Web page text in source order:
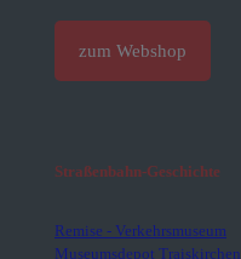
zum Webshop
Straßenbahn-Geschichte
Remise - Verkehrsmuseum
Museumsdepot Traiskirchen